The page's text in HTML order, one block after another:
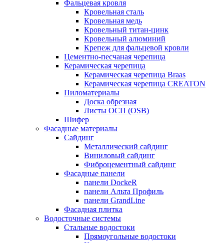
Фальцевая кровля
Кровельная сталь
Кровельная медь
Кровельный титан-цинк
Кровельный алюминий
Крепеж для фальцевой кровли
Цементно-песчаная черепица
Керамическая черепица
Керамическая черепица Braas
Керамическая черепица CREATON
Пиломатериалы
Доска обрезная
Листы ОСП (OSB)
Шифер
Фасадные материалы
Сайдинг
Металлический сайдинг
Виниловый сайдинг
Фиброцементный сайдинг
Фасадные панели
панели DockeR
панели Альта Профиль
панели GrandLine
Фасадная плитка
Водосточные системы
Стальные водостоки
Прямоугольные водостоки